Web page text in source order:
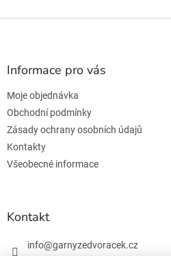
Z
Informace pro vás
Moje objednávka
Obchodní podmínky
Zásady ochrany osobních údajů
Kontakty
Všeobecné informace
Kontakt
info@garnyzedvoracek.cz